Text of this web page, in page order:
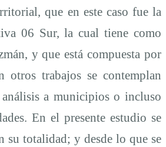
que en este caso fue la
06 Sur, la cual tiene como
y que está compuesta por
otros trabajos se contemplan
a municipios o incluso
En el presente estudio se
su totalidad; y desde lo que se